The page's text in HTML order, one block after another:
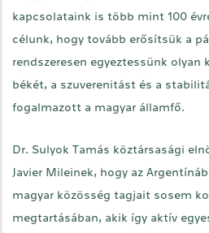
kapcsolataink is több mint 100
célunk, hogy tovább erősítsük a
rendszeresen egyeztessünk olyan
békét, a szuverenitást és a
fogalmazott a magyar államfő.
Dr. Sulyok Tamás köztársasági
Javier Mileinek, hogy az
magyar közösség tagjait sosem
megtartásában, akik így aktív